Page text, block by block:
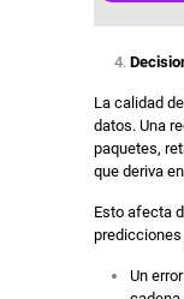
La calidad
datos. Una
paquetes,
que deriva
Esto afecta
Un